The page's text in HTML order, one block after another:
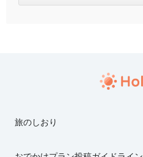
旅のしおり